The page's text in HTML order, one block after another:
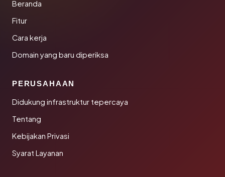
Beranda
Fitur
Cara kerja
Domain yang baru diperiksa
PERUSAHAAN
Didukung infrastruktur tepercaya
Tentang
Kebijakan Privasi
Syarat Layanan